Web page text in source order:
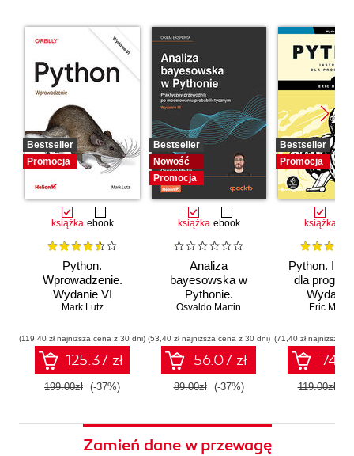
Bestseller
Promocja
książka ebook
Python.
Wprowadzenie.
Wydanie VI
Mark Lutz
(119,40 zł najniższa cena z 30 dni)
125.37 zł
199.00zł (-37%)
Bestseller
Nowość
Promocja
książka ebook
Analiza
bayesowska w
Pythonie.
Praktyczny
modelowaniu
probabilistycznym.
Wydanie III
Osvaldo Martin
(53,40 zł najniższa cena z 30 dni)
56.07 zł
89.00zł (-37%)
Bestseller
Promocja
książka
Python.
dla
Wydanie
Eric
(71,40 zł najniższa
119.00zł
Zamień dane w przewagę